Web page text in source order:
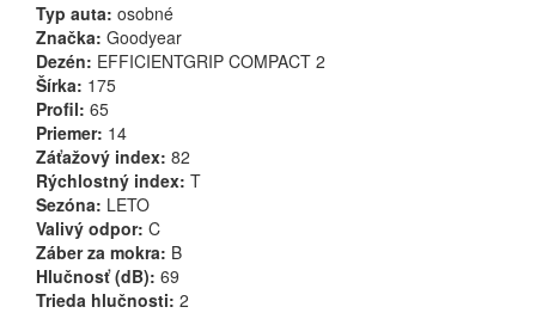
Typ auta: osobné
Značka: Goodyear
Dezén: EFFICIENTGRIP COMPACT 2
Šírka: 175
Profil: 65
Priemer: 14
Záťažový index: 82
Rýchlostný index: T
Sezóna: LETO
Valivý odpor: C
Záber za mokra: B
Hlučnosť (dB): 69
Trieda hlučnosti: 2